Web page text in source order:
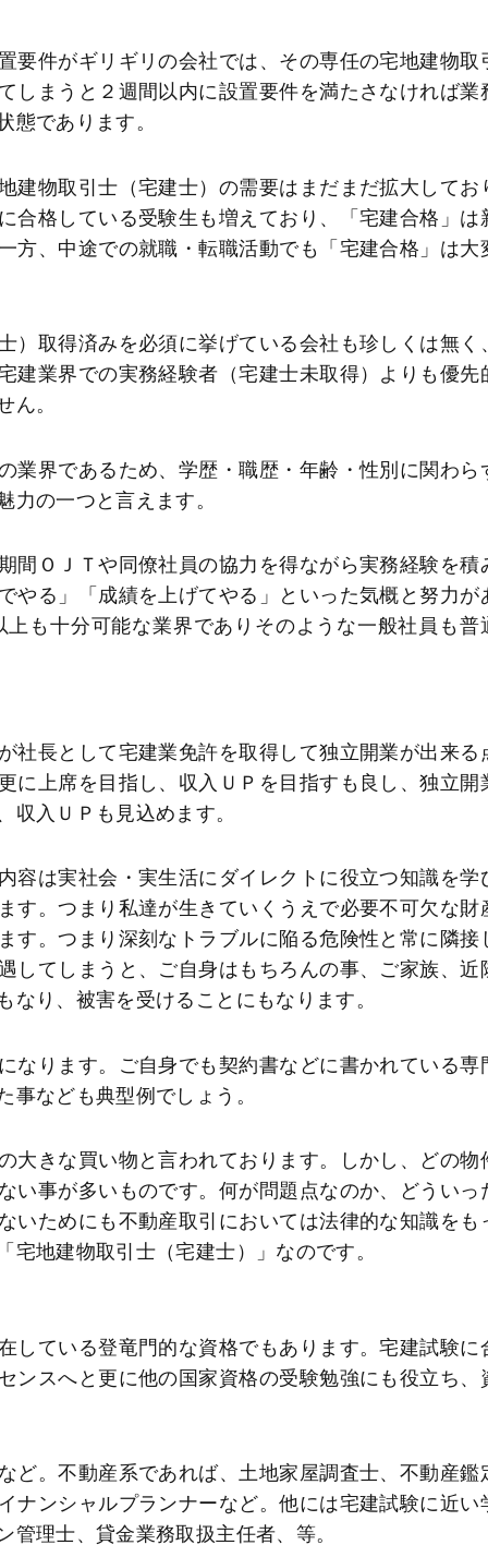
要件がギリギリの会社では、その専任の宅地建物取
しまうと２週間以内に設置要件を満たさなければ業
態であります。
建物取引士（宅建士）の需要はまだまだ拡大してお
合格している受験生も増えており、「宅建合格」は
方、中途での就職・転職活動でも「宅建合格」は大
）取得済みを必須に挙げている会社も珍しくは無く
建業界での実務経験者（宅建士未取得）よりも優先
ん。
業界であるため、学歴・職歴・年齢・性別に関わら
力の一つと言えます。
間ＯＪＴや同僚社員の協力を得ながら実務経験を積
やる」「成績を上げてやる」といった気概と努力が
も十分可能な業界でありそのような一般社員も普
社長として宅建業免許を取得して独立開業が出来る
に上席を目指し、収入ＵＰを目指すも良し、独立開
収入ＵＰも見込めます。
容は実社会・実生活にダイレクトに役立つ知識を学
す。つまり私達が生きていくうえで必要不可欠な財
す。つまり深刻なトラブルに陥る危険性と常に隣接
してしまうと、ご自身はもちろんの事、ご家族、近
り、被害を受けることにもなります。
なります。ご自身でも契約書などに書かれている専
なども典型例でしょう。
大きな買い物と言われております。しかし、どの物
い事が多いものです。何が問題点なのか、どういっ
いためにも不動産取引においては法律的な知識をも
地建物取引士（宅建士）」なのです。
している登竜門的な資格でもあります。宅建試験に
ンスへと更に他の国家資格の受験勉強にも役立ち、
ど。不動産系であれば、土地家屋調査士、不動産鑑
ナンシャルプランナーなど。他には宅建試験に近い
理士、貸金業務取扱主任者、等。